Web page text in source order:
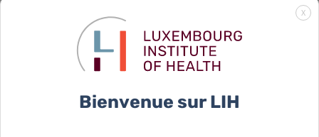
02 Fév 2026
Résultats de
FNR 2025
de grippe au
Luxembourg à
usées
14 Jan 2026
X
Bienvenue sur LIH